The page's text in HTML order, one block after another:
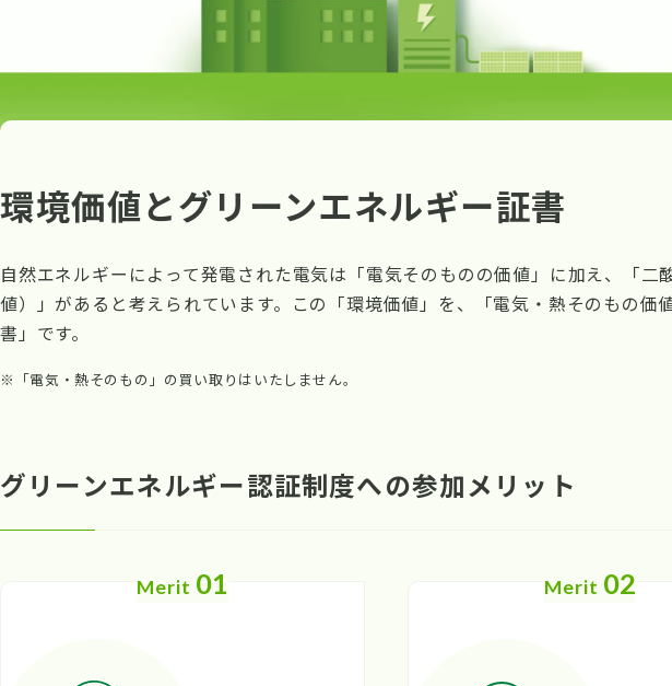
環境価値とグリーンエネルギー証書
自然エネルギーによって発電された電気は「電気そのものの価値」に加え、「
値）」があると考えられています。この「環境価値」を、「電気・熱そのもの
書」です。
※「電気・熱そのもの」の買い取りはいたしません。
グリーンエネルギー認証制度への参加メリット
Merit 01 Merit 02